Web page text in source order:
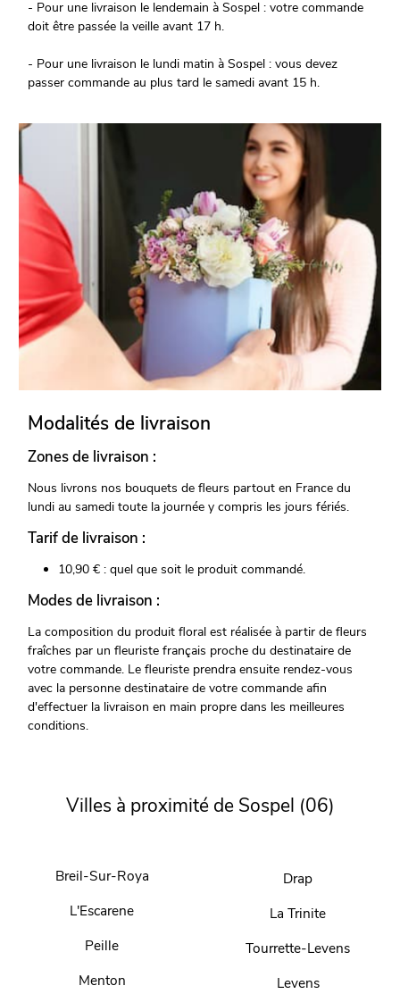
- Pour une livraison le lendemain à Sospel : votre commande
doit être passée la veille avant 17 h.
- Pour une livraison le lundi matin à Sospel : vous devez
passer commande au plus tard le samedi avant 15 h.
Modalités de livraison
Zones de livraison :
Nous livrons nos bouquets de fleurs partout en France du
lundi au samedi toute la journée y compris les jours fériés.
Tarif de livraison :
10,90 € : quel que soit le produit commandé.
Modes de livraison :
La composition du produit floral est réalisée à partir de fleurs
fraîches par un fleuriste français proche du destinataire de
votre commande. Le fleuriste prendra ensuite rendez-vous
avec la personne destinataire de votre commande afin
d'effectuer la livraison en main propre dans les meilleures
conditions.
Villes à proximité de Sospel (06)
Breil-Sur-Roya
L'Escarene
Peille
Menton
Drap
La Trinite
Tourrette-Levens
Levens